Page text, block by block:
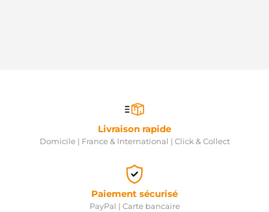
Livraison rapide
Domicile | France & International | Click & Collect
Paiement sécurisé
PayPal | Carte bancaire